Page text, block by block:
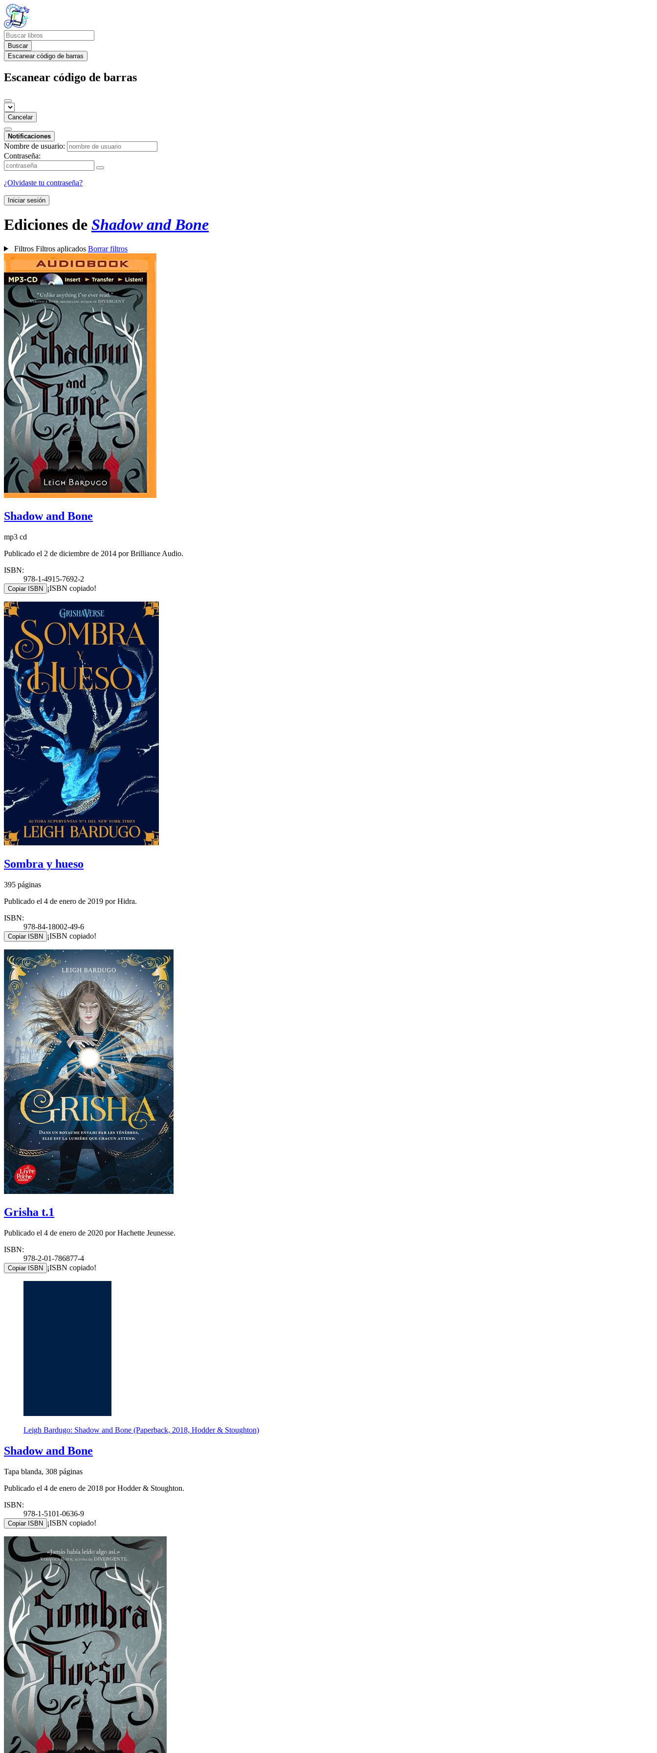
Buscar
Escanear código de barras
Escanear código de barras
Cancelar
Notificaciones
Nombre de usuario:
Contraseña:
¿Olvidaste tu contraseña?
Iniciar sesión
Ediciones de Shadow and Bone
Filtros Filtros aplicados Borrar filtros
Shadow and Bone
mp3 cd
Publicado el 2 de diciembre de 2014 por Brilliance Audio.
ISBN:
978-1-4915-7692-2
Copiar ISBN ¡ISBN copiado!
Sombra y hueso
395 páginas
Publicado el 4 de enero de 2019 por Hidra.
ISBN:
978-84-18002-49-6
Copiar ISBN ¡ISBN copiado!
Grisha t.1
Publicado el 4 de enero de 2020 por Hachette Jeunesse.
ISBN:
978-2-01-786877-4
Copiar ISBN ¡ISBN copiado!
Leigh Bardugo: Shadow and Bone (Paperback, 2018, Hodder & Stoughton)
Shadow and Bone
Tapa blanda, 308 páginas
Publicado el 4 de enero de 2018 por Hodder & Stoughton.
ISBN:
978-1-5101-0636-9
Copiar ISBN ¡ISBN copiado!